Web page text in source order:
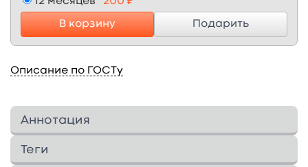
В корзину Подарить
Описание по ГОСТу
Аннотация
В учебном пособии изложены современные
сведения о наиболее актуальных
Теги